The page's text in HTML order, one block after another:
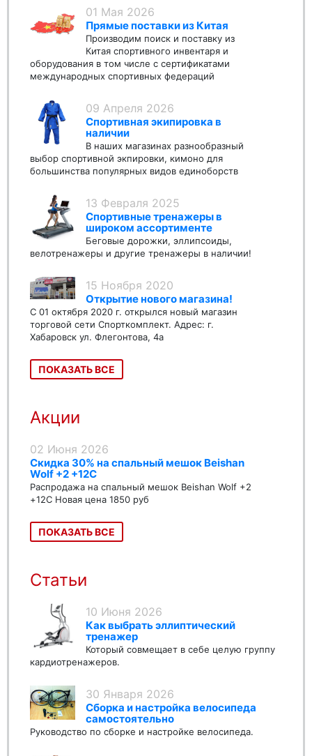
01 Мая 2026
Прямые поставки из Китая
Производим поиск и поставку из
Китая спортивного инвентаря и
оборудования в том числе с сертификатами
международных спортивных федераций
09 Апреля 2026
Спортивная экипировка в
наличии
В наших магазинах разнообразный
выбор спортивной экпировки, кимоно для
большинства популярных видов единоборств
13 Февраля 2025
Спортивные тренажеры в
широком ассортименте
Беговые дорожки, эллипсоиды,
велотренажеры и другие тренажеры в наличии!
15 Ноября 2020
Открытие нового магазина!
С 01 октября 2020 г. открылся новый магазин
торговой сети Спорткомплект. Адрес: г.
Хабаровск ул. Флегонтова, 4а
ПОКАЗАТЬ ВСЕ
Акции
02 Июня 2026
Скидка 30% на спальный мешок Beishan
Wolf +2 +12C
Распродажа на спальный мешок Beishan Wolf +2
+12C Новая цена 1850 руб
ПОКАЗАТЬ ВСЕ
Статьи
10 Июня 2026
Как выбрать эллиптический
тренажер
Который совмещает в себе целую группу
кардиотренажеров.
30 Января 2026
Сборка и настройка велосипеда
самостоятельно
Руководство по сборке и настройке велосипеда.